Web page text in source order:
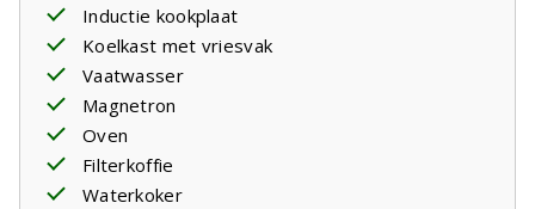
Inductie kookplaat
Koelkast met vriesvak
Vaatwasser
Magnetron
Oven
Filterkoffie
Waterkoker